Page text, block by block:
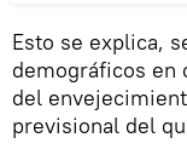
Esto se explica,
demográficos en
del
previsional del